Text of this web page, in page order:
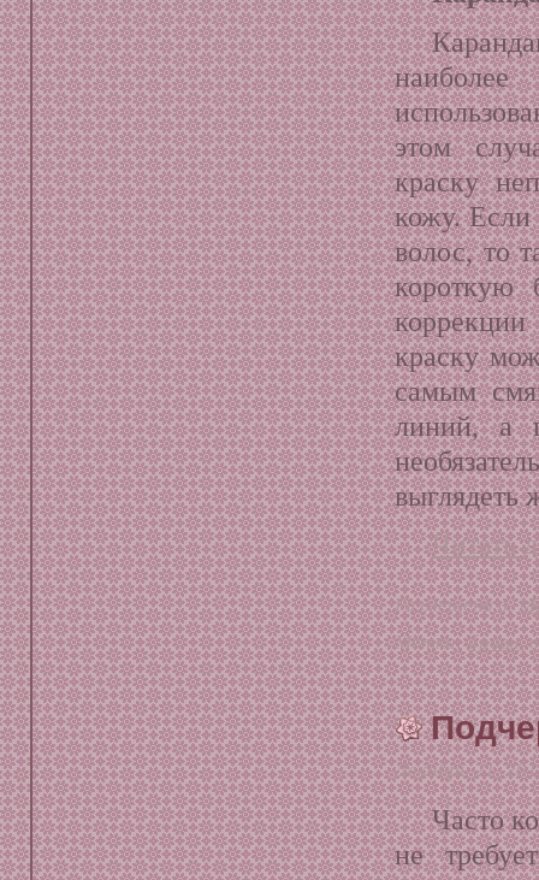
этом
краску
кожу. Если
волос, то
короткую
краску
самым
линий, а
выглядеть
Читать
Размещено в:
Метки:брови,
Декабрь 21,
Часто
не